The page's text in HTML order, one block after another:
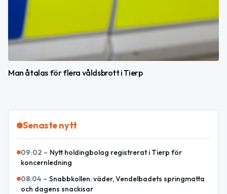
Man åtalas för flera våldsbrott i Tierp
Senaste nytt
09:02 – Nytt holdingbolag registrerat i Tierp för
koncernledning
08:04 – Snabbkollen: väder, Vendelbadets springmatta
och dagens snackisar